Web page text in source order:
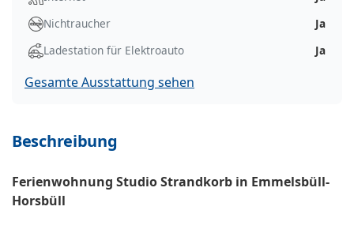
Nichtraucher
Ja
Ladestation für Elektroauto
Ja
Gesamte Ausstattung sehen
Beschreibung
Ferienwohnung Studio Strandkorb in Emmelsbüll-
Horsbüll